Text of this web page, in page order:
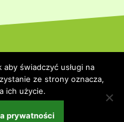
prywatności
kontakt
świadczyć usługi na
ze strony oznacza,
ich użycie.
prywatności